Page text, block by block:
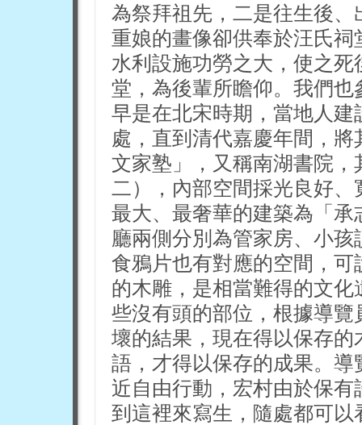
為祭拜祖先，二是往生後
重娘的畫像卻供奉於汪氏
水利設施功勞之大，使之
堂，為後輩所瞻仰。我們
早是在北宋時期，當地人
處，直到清代嘉慶年間，
文家塾」，又稱南湖書院
二），內部空間採光良好
最大、最奢華的建築為「
廳兩側分別為管家房、小
食鴉片也有對應的空間，
的木雕，是相當難得的文
些沒有頭的部位，根據導
壞的結果，現在得以保存
語，才得以保存的成果。
近自由行動，宏村由於保
到這裡來寫生，隨處都可